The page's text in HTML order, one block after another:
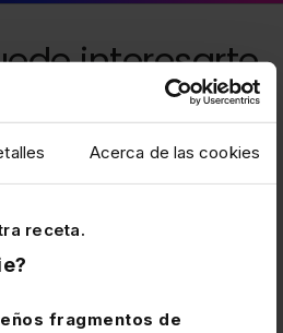
Acerca de las cookies
receta.
fragmentos de
interesarte
de la estructura
de
y Administración
Autónoma de
4-2026, se aprueba una
departamento, al que se
que tenía atribuidas
ejercidas por las